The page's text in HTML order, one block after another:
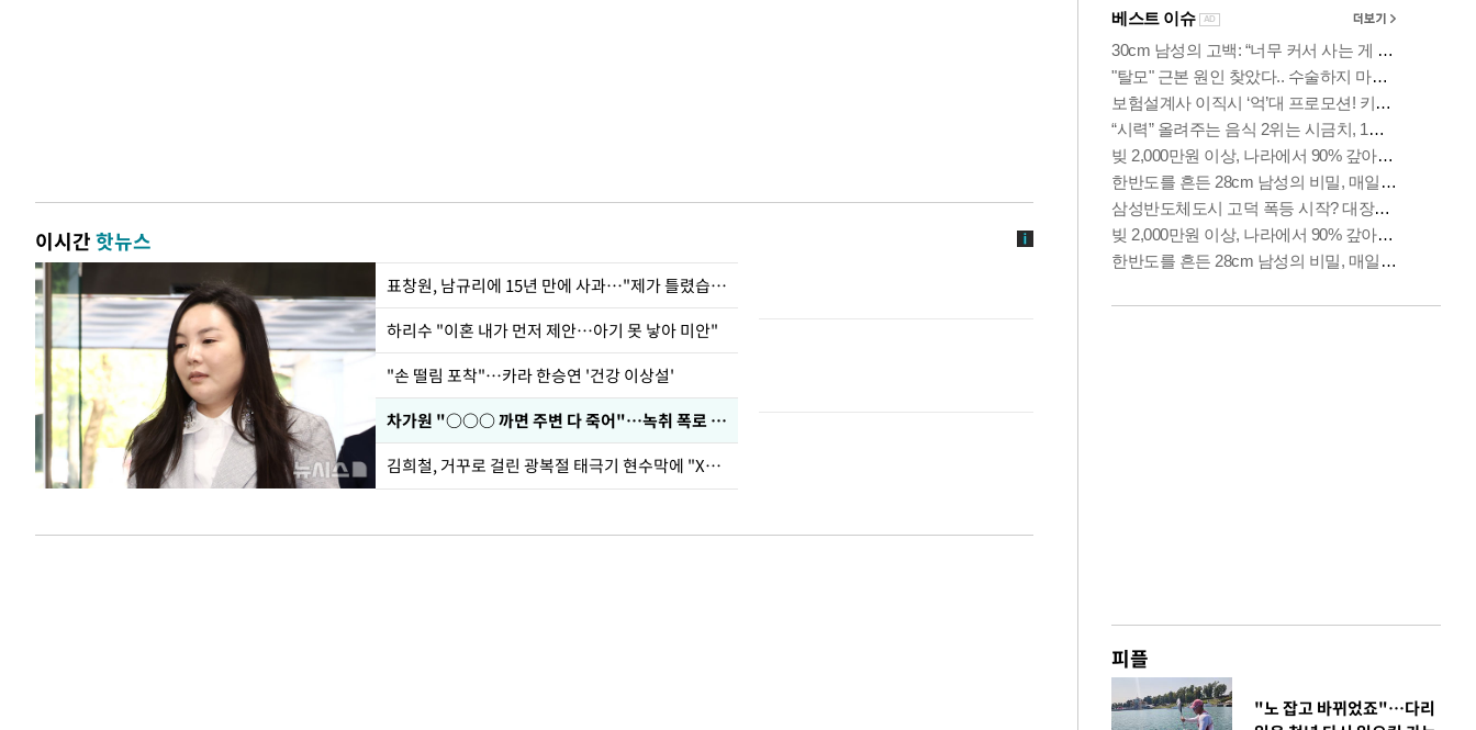
이시간핫뉴스
표창원, 남규리에 15년 만에 사과…"제가 틀렸습니다"
하리수 "이혼 내가 먼저 제안…아기 못 낳아 미안"
"손 떨림 포착"…카라 한승연 '건강 이상설'
차가원 "○○○ 까면 주변 다 죽어"…녹취 폭로 파장
김희철, 거꾸로 걸린 광복절 태극기 현수막에 "X돌았네"
피플
"노 잡고 바뀌었죠"…다리